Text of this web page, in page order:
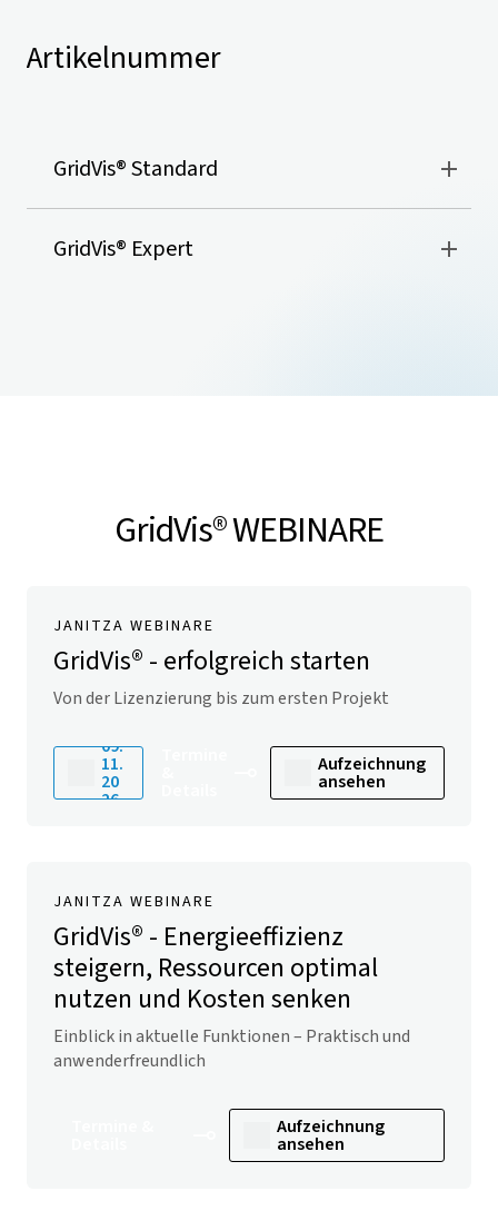
Artikelnummer
GridVis® Standard
GridVis® Expert
GridVis® WEBINARE
JANITZA WEBINARE
GridVis® - erfolgreich starten
Von der Lizenzierung bis zum ersten Projekt
09.
11.
20
26
Aufzeichnung
ansehen
JANITZA WEBINARE
GridVis® - Energieeffizienz
steigern, Ressourcen optimal
nutzen und Kosten senken
Einblick in aktuelle Funktionen – Praktisch und
anwenderfreundlich
Aufzeichnung
ansehen